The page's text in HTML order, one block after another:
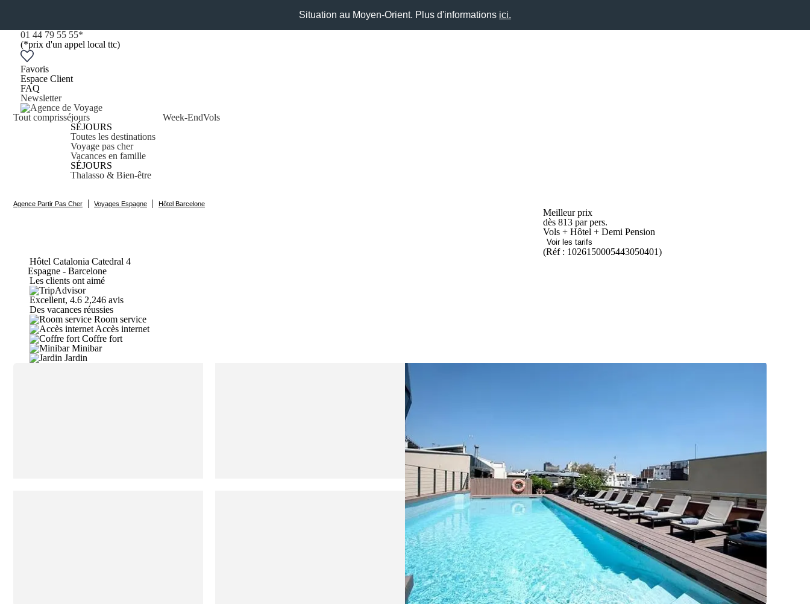
Situation au Moyen-Orient. Plus d'informations ici.
01 44 79 55 55*
(*prix d'un appel local ttc)
Favoris
Espace Client
FAQ
Newsletter
Tout comprisséjours
SÉJOURS
Toutes les destinations
Voyage pas cher
Vacances en famille
SÉJOURS
Thalasso & Bien-être
Week-EndVols
Agence Partir Pas Cher | Voyages Espagne | Hôtel Barcelone
Meilleur prix
dès 813 par pers.
Vols + Hôtel + Demi Pension
Voir les tarifs
(Réf : 1026150005443050401)
Hôtel Catalonia Catedral 4
Espagne - Barcelone
Les clients ont aimé
Excellent, 4.6 2,246 avis
Des vacances réussies
Room service
Accès internet
Coffre fort
Minibar
Jardin